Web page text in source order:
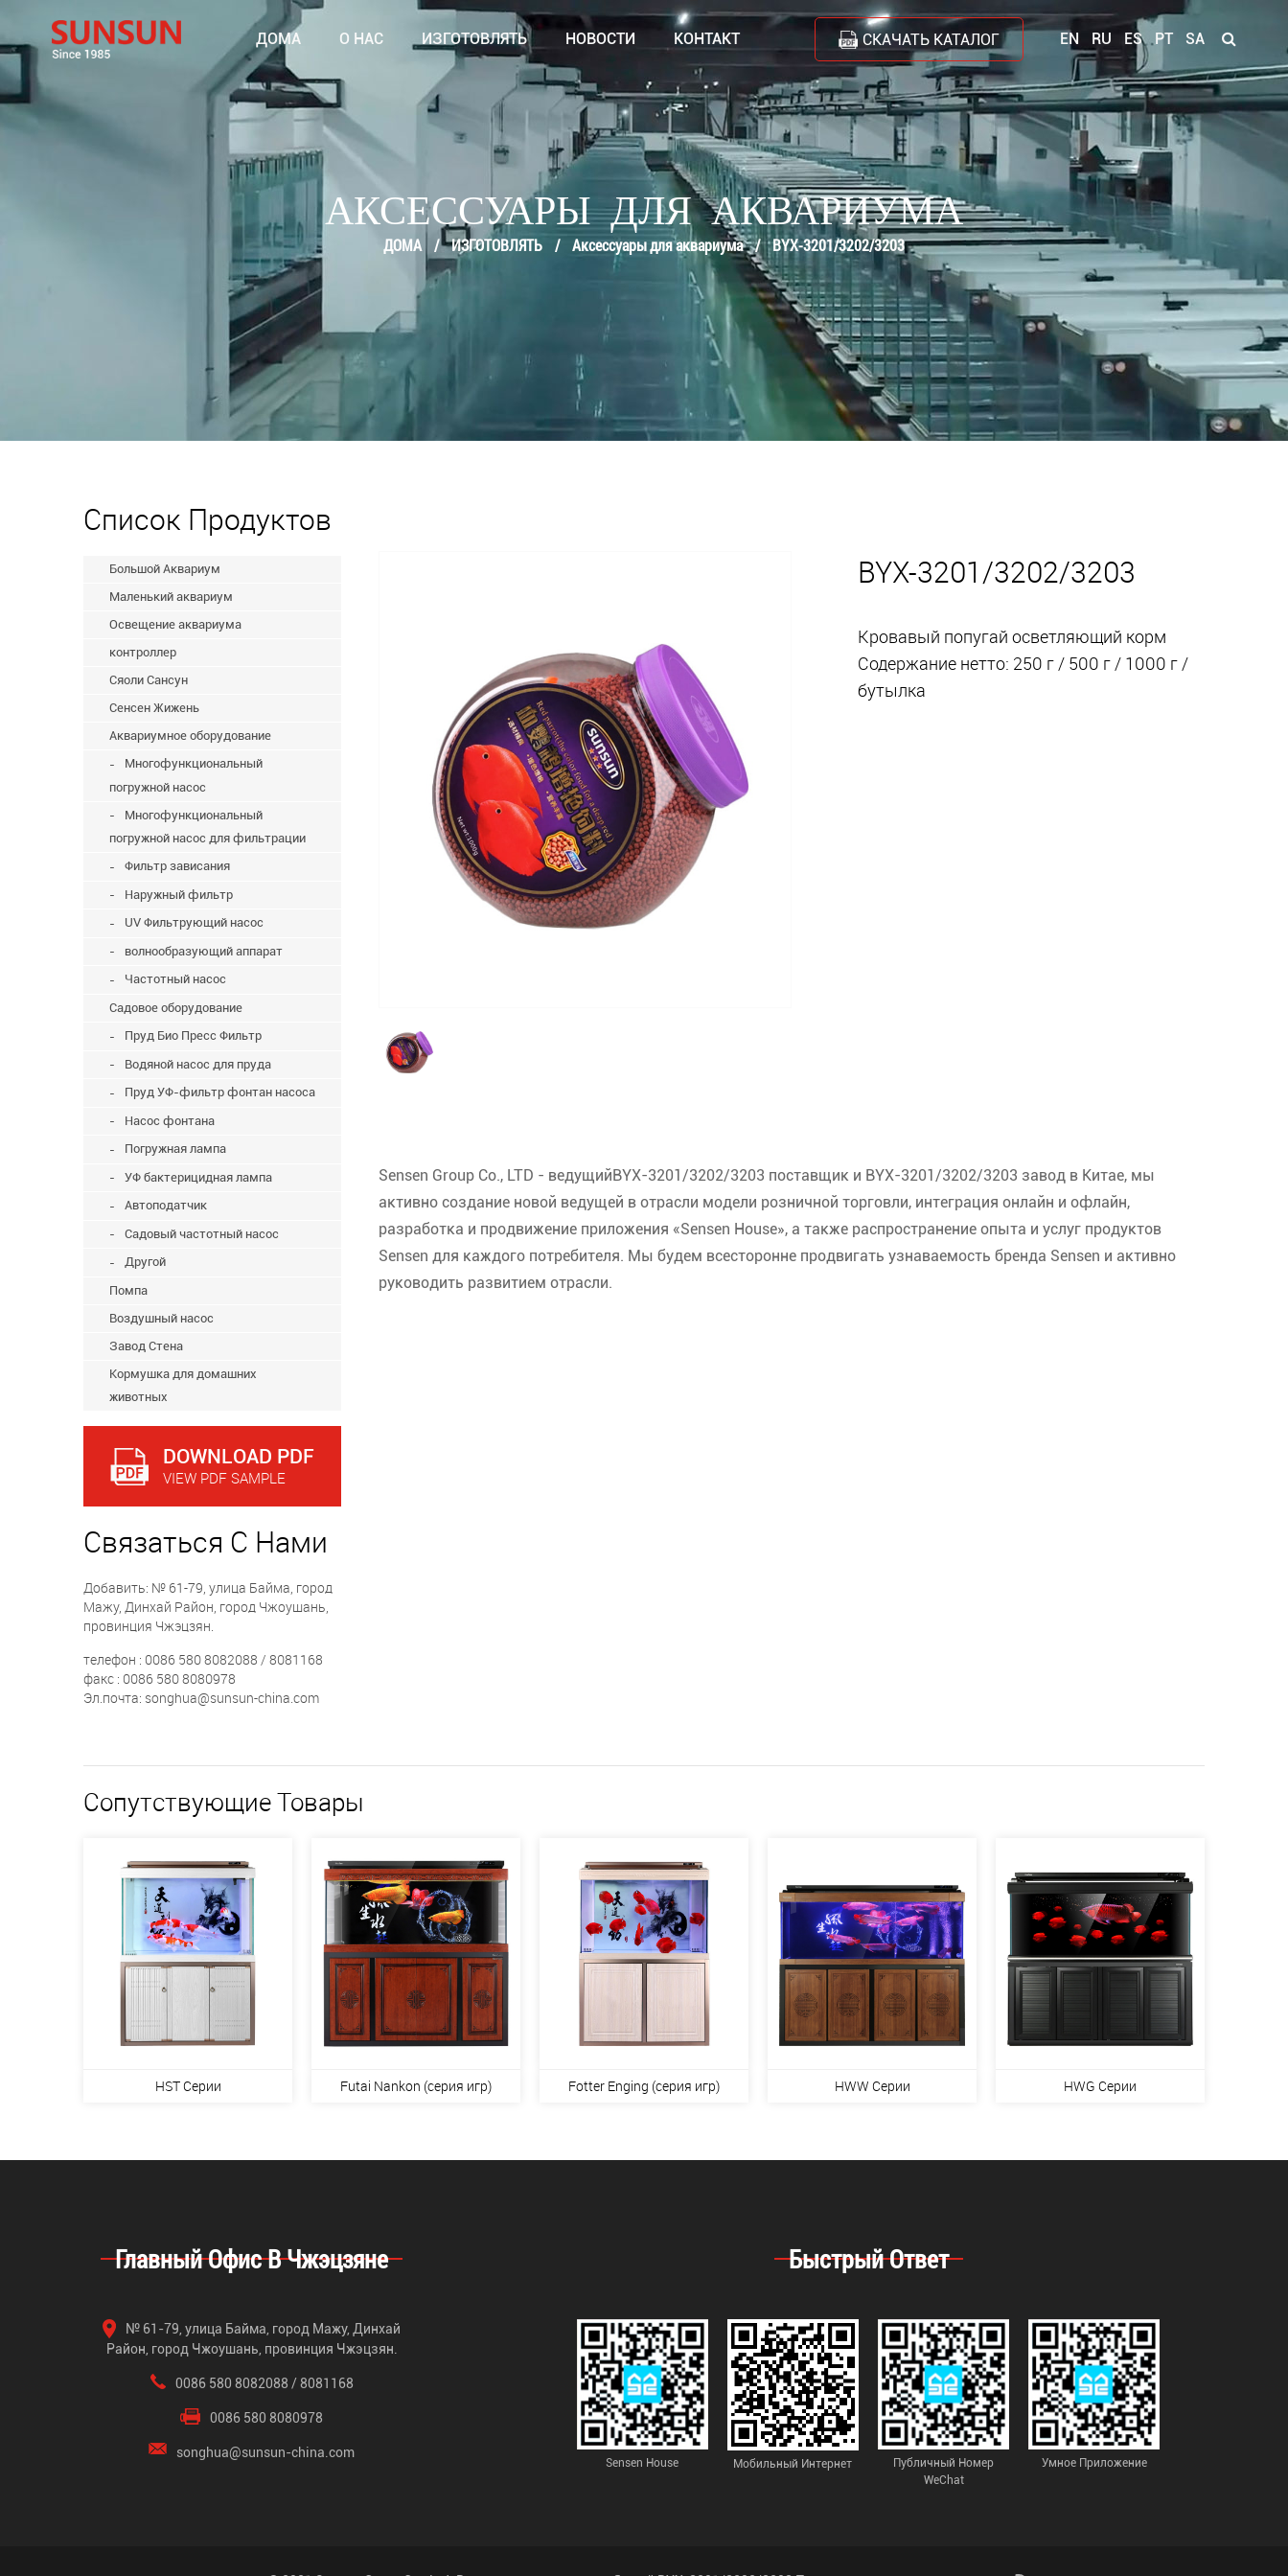
ДОМА О НАС ИЗГОТОВЛЯТЬ НОВОСТИ КОНТАКТ СКАЧАТЬ КАТАЛОГ EN RU ES PT SA
АКСЕССУАРЫ ДЛЯ АКВАРИУМА
ДОМА / ИЗГОТОВЛЯТЬ / Аксессуары для аквариума / BYX-3201/3202/3203
Список Продуктов
Большой Аквариум
Маленький аквариум
Освещение аквариума
контроллер
Сяоли Сансун
Сенсен Жижень
Аквариумное оборудование
Многофункциональный
погружной насос
Многофункциональный
погружной насос для фильтрации
Фильтр зависания
Наружный фильтр
UV Фильтрующий насос
волнообразующий аппарат
Частотный насос
Садовое оборудование
Пруд Био Пресс Фильтр
Водяной насос для пруда
Пруд УФ-фильтр фонтан насоса
Насос фонтана
Погружная лампа
УФ бактерицидная лампа
Автоподатчик
Садовый частотный насос
Другой
Помпа
Воздушный насос
Завод Стена
Кормушка для домашних
животных
DOWNLOAD PDF
VIEW PDF SAMPLE
Связаться С Нами
Добавить: № 61-79, улица Байма, город
Мажу, Динхай Район, город Чжоушань,
провинция Чжэцзян.
телефон : 0086 580 8082088 / 8081168
факс : 0086 580 8080978
Эл.почта: songhua@sunsun-china.com
BYX-3201/3202/3203
Кровавый попугай осветляющий корм
Содержание нетто: 250 г / 500 г / 1000 г /
бутылка
Sensen Group Co., LTD - ведущий BYX-3201/3202/3203 поставщики BYX-3201/3202/3203 завод в Китае, мы
активно создание новой ведущей в отрасли модели розничной торговли, интеграция онлайн и офлайн,
разработка и продвижение приложения «Sensen House», а также распространение опыта и услуг продуктов
Sensen для каждого потребителя. Мы будем всесторонне продвигать узнаваемость бренда Sensen и активно
руководить развитием отрасли.
Сопутствующие Товары
HST Серии Futai Nankon (серия игр) Fotter Enging (серия игр) HWW Серии HWG Серии
Главный Офис В Чжэцзяне
№ 61-79, улица Байма, город Мажу, Динхай
Район, город Чжоушань, провинция Чжэцзян.
0086 580 8082088 / 8081168
0086 580 8080978
songhua@sunsun-china.com
Быстрый Ответ
Sensen House Мобильный Интернет
Публичный Номер
WeChat
Умное Приложение